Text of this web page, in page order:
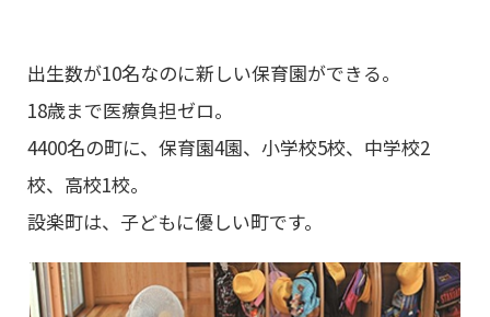
出生数が10名なのに新しい保育園ができる。
18歳まで医療負担ゼロ。
4400名の町に、保育園4園、小学校5校、中学校2
校、高校1校。
設楽町は、子どもに優しい町です。